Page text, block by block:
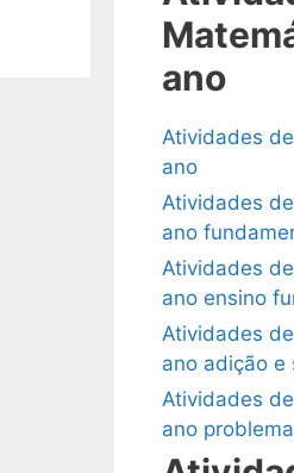
ano
Atividades
ano
Atividades
ano
Atividades
ano ensino
Atividades
ano adição e
Atividades
ano